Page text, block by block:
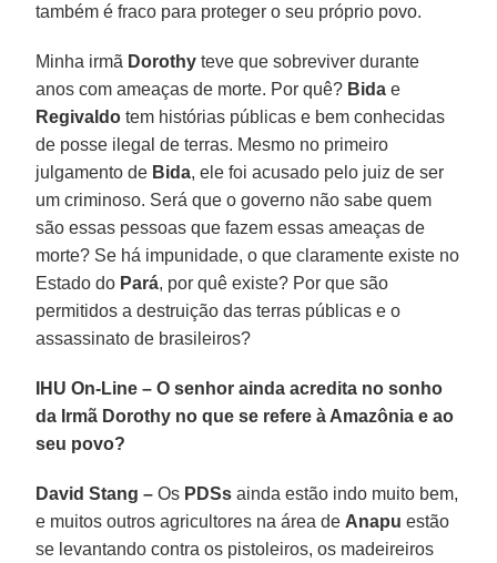
também é fraco para proteger o seu próprio povo.
Minha irmã Dorothy teve que sobreviver durante
anos com ameaças de morte. Por quê? Bida e
Regivaldo tem histórias públicas e bem conhecidas
de posse ilegal de terras. Mesmo no primeiro
julgamento de Bida, ele foi acusado pelo juiz de ser
um criminoso. Será que o governo não sabe quem
são essas pessoas que fazem essas ameaças de
morte? Se há impunidade, o que claramente existe no
Estado do Pará, por quê existe? Por que são
permitidos a destruição das terras públicas e o
assassinato de brasileiros?
IHU On-Line – O senhor ainda acredita no sonho
da Irmã Dorothy no que se refere à Amazônia e ao
seu povo?
David Stang – Os PDSs ainda estão indo muito bem,
e muitos outros agricultores na área de Anapu estão
se levantando contra os pistoleiros, os madeireiros